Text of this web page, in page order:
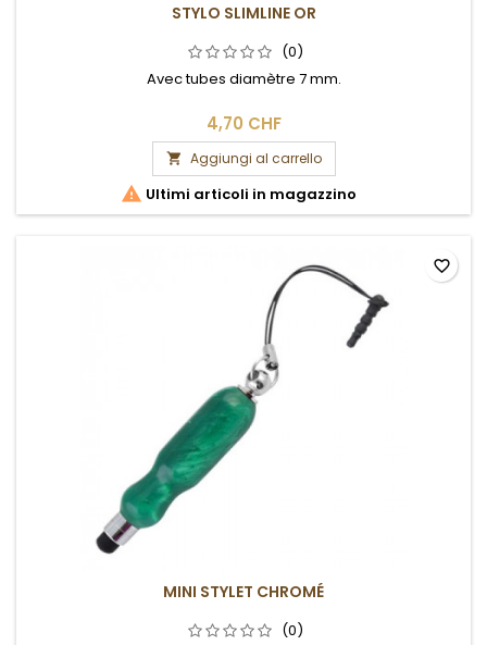
STYLO SLIMLINE OR
(0)
Avec tubes diamètre 7 mm.
4,70 CHF
 Aggiungi al carrello
 Ultimi articoli in magazzino
MINI STYLET CHROMÉ
(0)
favorite_border